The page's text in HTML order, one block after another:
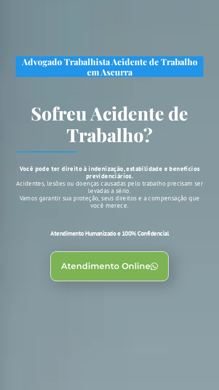
Advogado Trabalhista Acidente de Trabalho
em Ascurra
Sofreu Acidente de
Trabalho?
Você pode ter direito à indenização, estabilidade e benefícios
previdenciários.
Acidentes, lesões ou doenças causadas pelo trabalho precisam ser
levadas a sério.
Vamos garantir sua proteção, seus direitos e a compensação que
você merece.
Atendimento Humanizado e 100% Confidencial
Atendimento Online